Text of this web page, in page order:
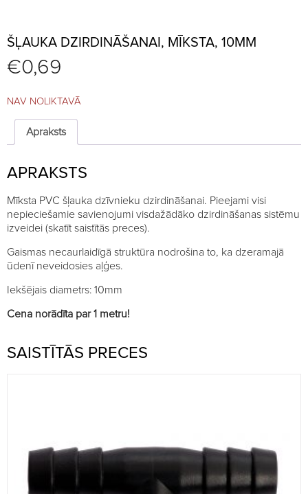
ŠĻAUKA DZIRDINĀŠANAI, MĪKSTA, 10MM
€0,69
NAV NOLIKTAVĀ
Apraksts
APRAKSTS
Mīksta PVC šļauka dzīvnieku dzirdināšanai. Pieejami visi
nepieciešamie savienojumi visdažādāko dzirdināšanas sistēmu
izveidei (skatīt saistītās preces).
Gaismas necaurlaidīgā struktūra nodrošina to, ka dzeramajā
ūdenī neveidosies aļģes.
Iekšējais diametrs: 10mm
Cena norādīta par 1 metru!
SAISTĪTĀS PRECES